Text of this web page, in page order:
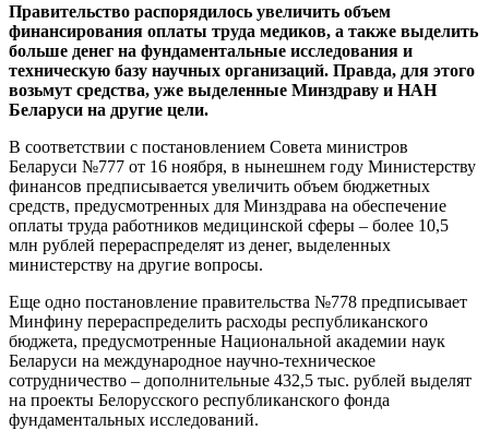
Правительство распорядилось увеличить объем
финансирования оплаты труда медиков, а также выделить
больше денег на фундаментальные исследования и
техническую базу научных организаций. Правда, для этого
возьмут средства, уже выделенные Минздраву и НАН
Беларуси на другие цели.
В соответствии с постановлением Совета министров
Беларуси №777 от 16 ноября, в нынешнем году Министерству
финансов предписывается увеличить объем бюджетных
средств, предусмотренных для Минздрава на обеспечение
оплаты труда работников медицинской сферы – более 10,5
млн рублей перераспределят из денег, выделенных
министерству на другие вопросы.
Еще одно постановление правительства №778 предписывает
Минфину перераспределить расходы республиканского
бюджета, предусмотренные Национальной академии наук
Беларуси на международное научно-техническое
сотрудничество – дополнительные 432,5 тыс. рублей выделят
на проекты Белорусского республиканского фонда
фундаментальных исследований.